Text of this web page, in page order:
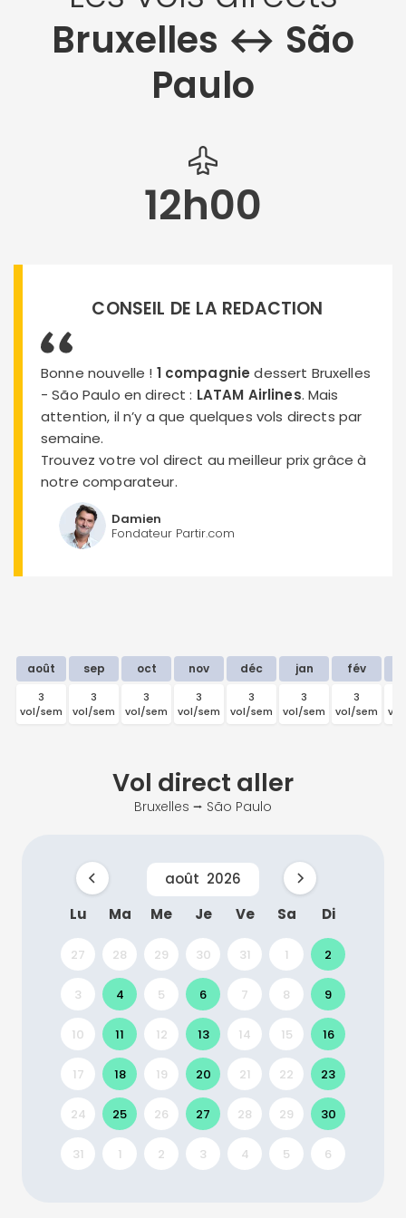
Bruxelles ↔︎ São
Paulo
12h00
CONSEIL DE LA REDACTION
Bonne nouvelle ! 1 compagnie dessert Bruxelles
- São Paulo en direct : LATAM Airlines. Mais
attention, il n’y a que quelques vols directs par
semaine.
Trouvez votre vol direct au meilleur prix grâce à
notre comparateur.
Damien
Fondateur Partir.com
août sep oct nov déc jan fév
3
vol/sem
3
vol/sem
3
vol/sem
3
vol/sem
3
vol/sem
3
vol/sem
3
vol/sem
Vol direct aller
Bruxelles ⭢ São Paulo
août 2026
Lu
Ma Me Je Ve Sa Di
27 28 29 30 31 1 2
3 4 5 6 7 8 9
10 11 12 13 14 15 16
17 18 19 20 21 22 23
24 25 26 27 28 29 30
31 1 2 3 4 5 6